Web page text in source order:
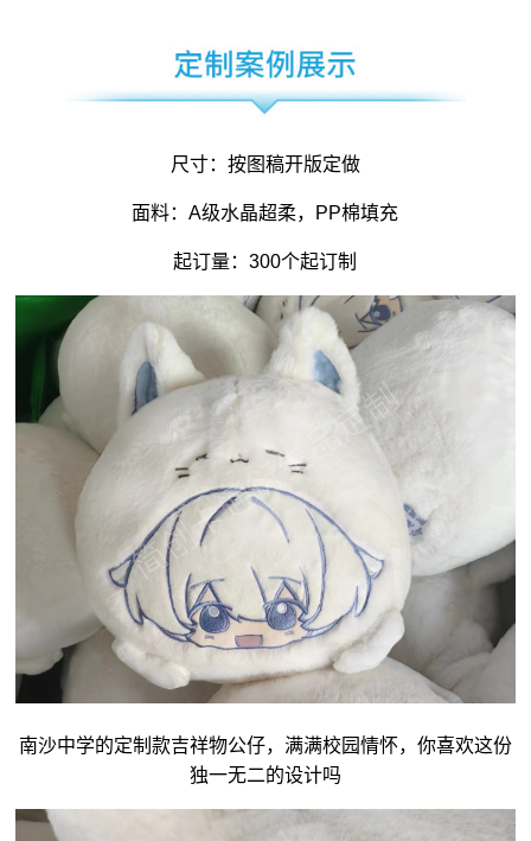
尺寸：按图稿开版定做
面料：A级水晶超柔，PP棉填充
起订量：300个起订制
南沙中学的定制款吉祥物公仔，满满校园情怀，你喜欢这份
独一无二的设计吗